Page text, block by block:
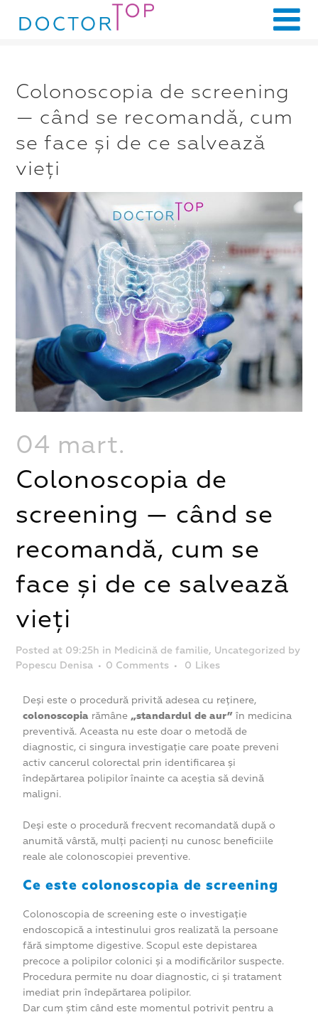
Colonoscopia de screening
— când se recomandă, cum
se face și de ce salvează
vieți
04 mart.
Colonoscopia de
screening — când se
recomandă, cum se
face și de ce salvează
vieți
Posted at 09:25h in Medicină de familie, Uncategorized by
Popescu Denisa
0 Comments 0 Likes
Deși este o procedură privită adesea cu reținere,
colonoscopia rămâne „standardul de aur” în medicina
preventivă. Aceasta nu este doar o metodă de
diagnostic, ci singura investigație care poate preveni
activ cancerul colorectal prin identificarea și
îndepărtarea polipilor înainte ca aceștia să devină
maligni.
Deși este o procedură frecvent recomandată după o
anumită vârstă, mulți pacienți nu cunosc beneficiile
reale ale colonoscopiei preventive.
Ce este colonoscopia de screening
Colonoscopia de screening este o investigație
endoscopică a intestinului gros realizată la persoane
fără simptome digestive. Scopul este depistarea
precoce a polipilor colonici și a modificărilor suspecte.
Procedura permite nu doar diagnostic, ci și tratament
imediat prin îndepărtarea polipilor.
Dar cum știm când este momentul potrivit pentru a